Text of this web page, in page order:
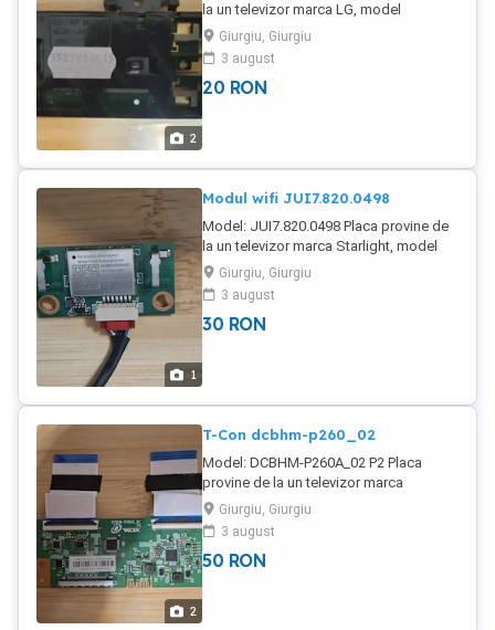
2
la un televizor marca LG, model
43UK6200PLA, cu probleme la display și
este funcțional. În țară trimit contracost
prin curier pentru încă 20 lei în plus.
Giurgiu, Giurgiu
3 august
20 RON
1
Modul wifi JUI7.820.0498
Model: JUI7.820.0498 Placa provine de
la un televizor marca Starlight, model
43DM6600, cu display-ul spart și este
funcțională.
Giurgiu, Giurgiu
3 august
30 RON
2
T-Con dcbhm-p260_02
Model: DCBHM-P260A_02 P2 Placa
provine de la un televizor marca
Starlight, model 43DM6600, cu display-
ul spart (CX430DLEDM) și este
funcțională. În țară trimit prin curier
pentru încă 20 lei în plus.
Giurgiu, Giurgiu
3 august
50 RON